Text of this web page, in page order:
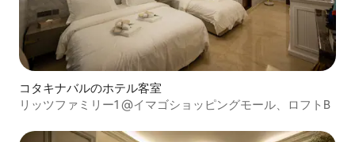
コタキナバルのホテル客室
リッツファミリー1 @イマゴショッピングモール、ロフトB